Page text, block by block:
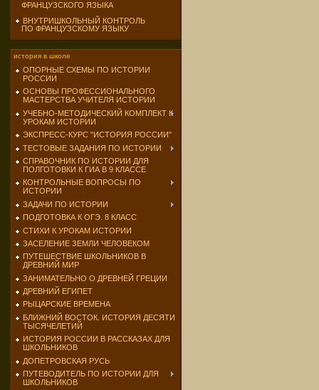
ФРАНЦУЗСКОГО ЯЗЫКА
ВНУТРИШКОЛЬНЫЙ КОНТРОЛЬ
ПО ФРАНЦУЗСКОМУ ЯЗЫКУ
история в школе
ОПОРНЫЕ СХЕМЫ ПО ИСТОРИИ
РОССИИ
ОСНОВЫ ПРОФЕССИОНАЛЬНОГО
МАСТЕРСТВА УЧИТЕЛЯ ИСТОРИИ
УЧЕБНО-МЕТОДИЧЕСКИЙ КОМПЛЕКТ К
УРОКАМ ИСТОРИИ
ЭКСПРЕСС-КУРС "ИСТОРИЯ РОССИИ"
ТЕСТОВЫЕ ЗАДАНИЯ ПО ИСТОРИИ
СПРАВОЧНИК ПО ИСТОРИИ ДЛЯ
ПОЛГОТОВКИ К ГИА В 9 КЛАССЕ
КОНТРОЛЬНЫЕ ВОПРОСЫ ПО
ИСТОРИИ
ЗАДАЧИ ПО ИСТОРИИ
ПОДГОТОВКА К ОГЭ. 8 КЛАСС
СТИХИ К УРОКАМ ИСТОРИИ
ЗАСЕЛЕНИЕ ЗЕМЛИ ЧЕЛОВЕКОМ
ПУТЕШЕСТВИЕ ШКОЛЬНИКОВ В
ДРЕВНИЙ МИР
ЗАНИМАТЕЛЬНО О ДРЕВНЕЙ ГРЕЦИИ
ДРЕВНИЙ ЕГИПЕТ
РЫЦАРСКИЕ ВРЕМЕНА
БЛИЖНИЙ ВОСТОК. ИСТОРИЯ ДЕСЯТИ
ТЫСЯЧЕЛЕТИЙ
ИСТОРИЯ РОССИИ В РАССКАЗАХ ДЛЯ
ШКОЛЬНИКОВ
ДОПЕТРОВСКАЯ РУСЬ
ПУТЕВОДИТЕЛЬ ПО ИСТОРИИ ДЛЯ
ШКОЛЬНИКОВ